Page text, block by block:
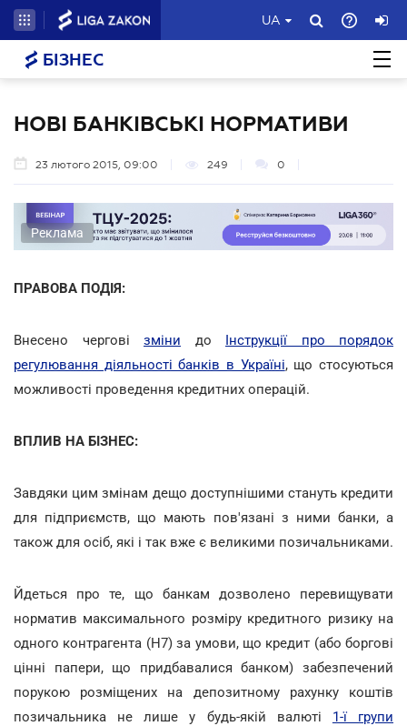
UA
БІЗНЕС
НОВІ БАНКІВСЬКІ НОРМАТИВИ
23 лютого 2015, 09:00 249 0
Реклама
ПРАВОВА ПОДІЯ:
Внесено чергові зміни до Інструкції про порядок
регулювання діяльності банків в Україні, що стосуються
можливості проведення кредитних операцій.
ВПЛИВ НА БІЗНЕС:
Завдяки цим змінам дещо доступнішими стануть кредити
для підприємств, що мають пов'язані з ними банки, а
також для осіб, які і так вже є великими позичальниками.
Йдеться про те, що банкам дозволено перевищувати
норматив максимального розміру кредитного ризику на
одного контрагента (Н7) за умови, що кредит (або боргові
цінні папери, що придбавалися банком) забезпечений
порукою розміщених на депозитному рахунку коштів
позичальника не лише у будь-якій валюті 1-ї групи